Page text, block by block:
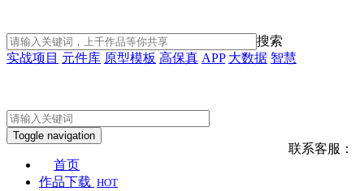
搜索
实战项目 元件库 原型模板 高保真 APP 大数据 智慧
联系客服：
Toggle navigation
首页
作品下载 HOT